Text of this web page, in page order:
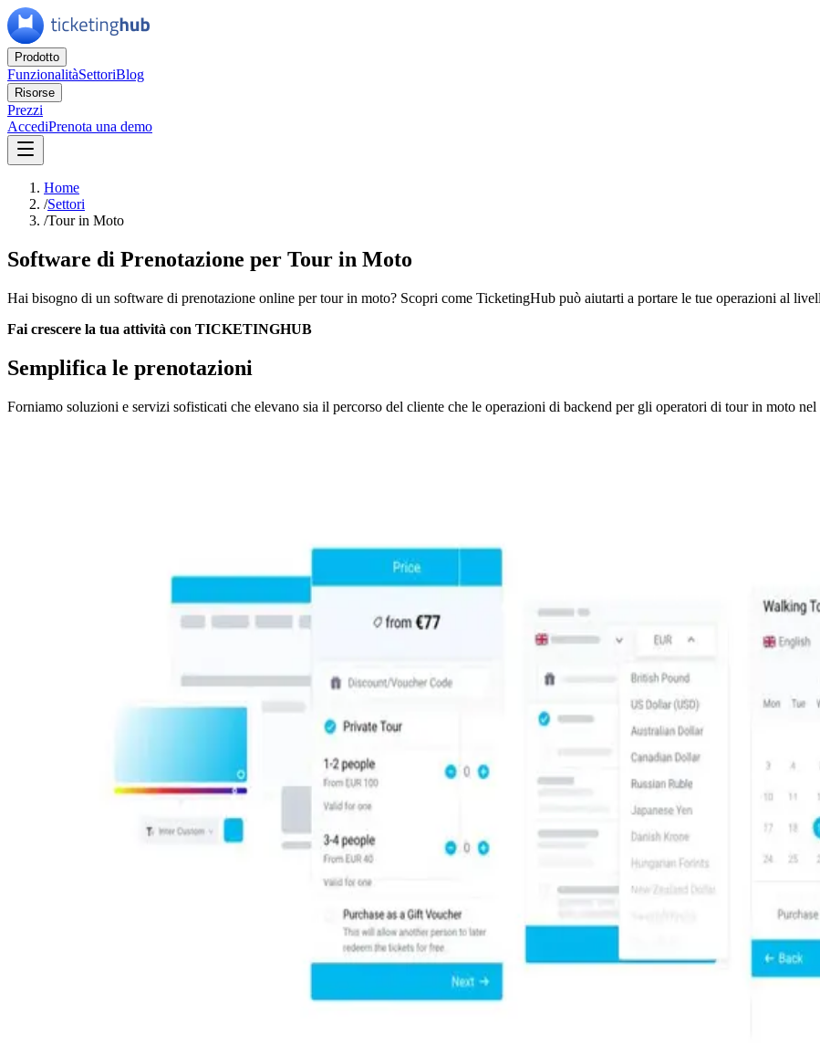
Prodotto
FunzionalitàSettoriBlog
Risorse
Prezzi
AccediPrenota una demo
Home
/Settori
/Tour in Moto
Software di Prenotazione per Tour in Moto
Hai bisogno di un software di prenotazione online per tour in moto? Scopri come TicketingHub può aiutarti a portare le tue operazioni al
Fai crescere la tua attività con TICKETINGHUB
Semplifica le prenotazioni
Forniamo soluzioni e servizi sofisticati che elevano sia il percorso del cliente che le operazioni di backend per gli operatori di tour in moto